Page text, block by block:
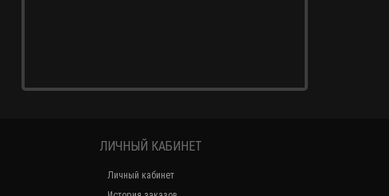
ЛИЧНЫЙ КАБИНЕТ
Личный кабинет